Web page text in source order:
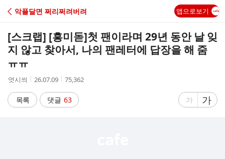
C
A
악플달면 쩌리쩌려버려 앱으로보기
[스크랩] [흥미돋]첫 팬이라며 29년 동안 날 잊
지 않고 찾아서, 나의 팬레터에 답장을 해 줌
ㅠㅠ
작
자
엿시씌
작
시
간
26.07.09
조
수
75,362
목록 댓글 63
글
가
글
자
가